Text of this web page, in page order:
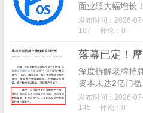
面业绩大幅增长
一次性收益撑起
业增速疲软，分
发布时间：2026-
187
评论：0
深度拆解老牌持
资本未达2亿门
错过续展申报窗
第三方支付市场
发布时间：2026-
145
评论：0